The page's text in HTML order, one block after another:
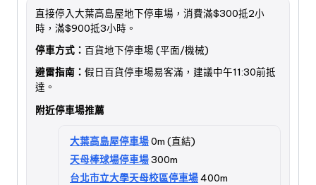
直接停入大葉高島屋地下停車場，消費滿$300抵2小
時，滿$900抵3小時。
停車方式： 百貨地下停車場 (平面/機械)
避雷指南： 假日百貨停車場易客滿，建議中午11:30前抵
達。
附近停車場推薦
大葉高島屋停車場0m (直結)
天母棒球場停車場300m
台北市立大學天母校區停車場400m